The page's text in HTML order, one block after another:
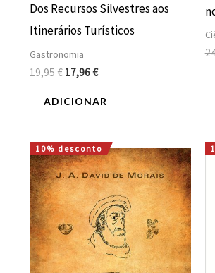
Dos Recursos Silvestres aos
Itinerários Turísticos
Gastronomia
19,95€17,96€
ADICIONAR
10% desconto
O
preço
original
era:
16,00 €.
O
preço
atual
é:
14,40 €.